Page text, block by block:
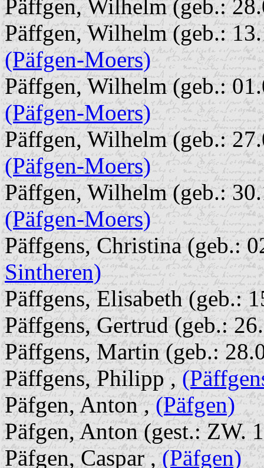
Päffgen, Wilhelm (geb.:
Päffgen, Wilhelm (geb.:
(Päfgen-Moers)
Päffgen, Wilhelm (geb.:
(Päfgen-Moers)
Päffgen, Wilhelm (geb.:
(Päfgen-Moers)
Päffgen, Wilhelm (geb.:
(Päfgen-Moers)
Päffgens, Christina (geb.:
Sintheren)
Päffgens, Elisabeth (geb.:
Päffgens, Gertrud (geb.:
Päffgens, Martin (geb.:
Päffgens, Philipp ,
Päfgen, Anton ,(Päfgen)
Päfgen, Anton (gest.: ZW.
Päfgen, Caspar ,(Päfgen)